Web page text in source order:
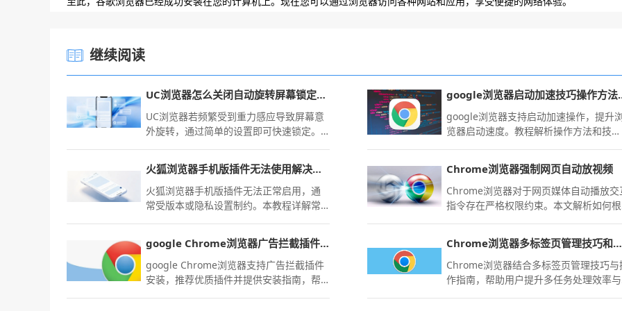
继续阅读
UC浏览器怎么关闭自动旋转屏幕锁定横竖屏
UC浏览器若频繁受到重力感应导致屏幕意
外旋转，通过简单的设置即可快速锁定。
文时获得始终如一的稳定视觉反馈，告别
屏幕乱跳的干扰。
google浏
google浏览器支持启动加速操作，提升
览器启动速度。教程解析操作方法和技
火狐浏览器手机版插件无法使用解决方法教程
火狐浏览器手机版插件无法正常启用，通
常受版本或隐私设置制约。本教程详解常
Chrome浏览器强制网页自动放视频
Chrome浏览器对于网页媒体自动播放交
指令存在严格权限约束。本文解析如何根
时响应。
google Chrome浏览器广告拦截插件推荐与安装指南
google Chrome浏览器支持广告拦截插件
安装，推荐优质插件并提供安装指南，帮
Chrome浏览器多标签页管理技巧和操作指南分享
Chrome浏览器结合多标签页管理技巧与
作指南，帮助用户提升多任务处理效率与